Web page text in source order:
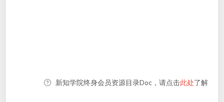
新知学院终身会员资源目录Doc，请点击此处了解